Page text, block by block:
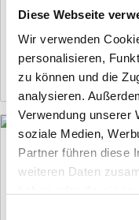
Diese Webseite
Wir verwenden
personalisieren,
zu können und die
analysieren.
Verwendung unserer
soziale Medien,
Partner führen diese
weiteren Daten
Für Notfälle
Wir gratulieren Selina
auf ihrem Weg
31. Juli 2026
Jubilarenanlass
Mit einem
Temperaturen,